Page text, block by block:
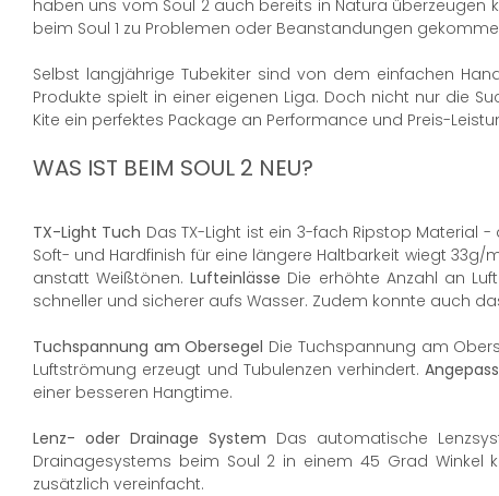
haben uns vom Soul 2 auch bereits in Natura
beim Soul 1 zu Problemen oder Beanstandungen
Selbst langjährige Tubekiter sind von dem einfachen
Produkte spielt in einer eigenen Liga. Doch nicht nur die
Kite ein perfektes Package an Performance und Preis-
WAS IST BEIM SOUL 2 NEU?
TX-Light Tuch Das TX-Light ist ein 3-fach Ripstop Material
Soft- und Hardfinish für eine längere Haltbarkeit wiegt
anstatt Weißtönen.Lufteinlässe Die erhöhte Anzahl an
schneller und sicherer aufs Wasser. Zudem konnte auch
Tuchspannung am Obersegel Die Tuchspannung am
Luftströmung erzeugt und Tubulenzen verhindert.
einer besseren Hangtime.
Lenz- oder Drainage System Das automatische
Drainagesystems beim Soul 2 in einem 45 Grad
zusätzlich vereinfacht.